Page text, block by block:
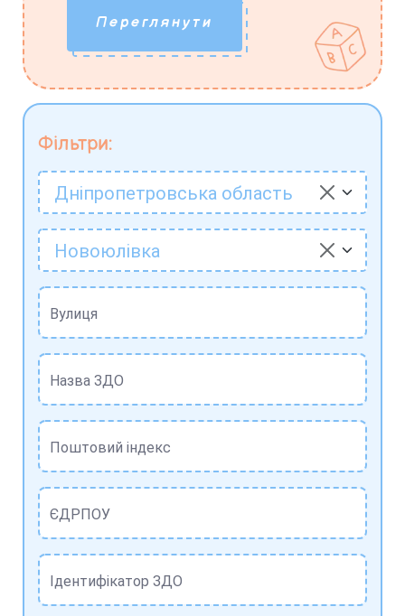
Фільтри:
Дніпропетровська область
Новоюлівка
Вулиця
Назва ЗДО
Поштовий індекс
ЄДРПОУ
Ідентифікатор ЗДО
Переглянути